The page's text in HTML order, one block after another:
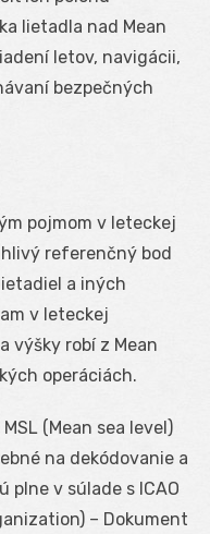
lietadla nad Mean
letov, navigácii,
bezpečných
pojmom v leteckej
referenčný bod
a iných
v leteckej
výšky robí z Mean
operáciách.
(Mean sea level)
na dekódovanie a
plne v súlade s ICAO
– Dokument